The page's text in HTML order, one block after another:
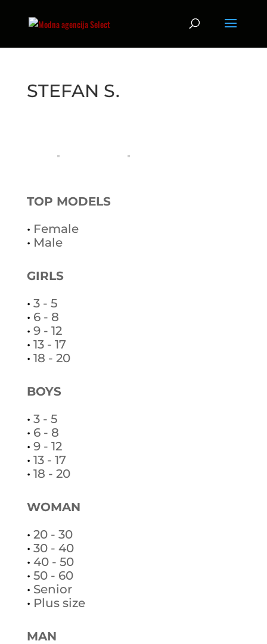
STEFAN S.
TOP MODELS
• Female
• Male
GIRLS
• 3 - 5
• 6 - 8
• 9 - 12
• 13 - 17
• 18 - 20
BOYS
• 3 - 5
• 6 - 8
• 9 - 12
• 13 - 17
• 18 - 20
WOMAN
• 20 - 30
• 30 - 40
• 40 - 50
• 50 - 60
• Senior
• Plus size
MAN